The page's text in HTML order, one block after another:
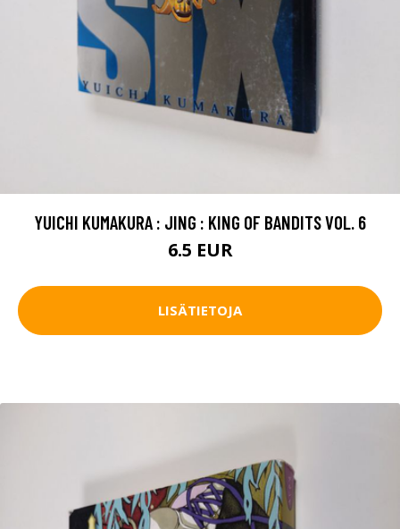
YUICHI KUMAKURA : JING : KING OF BANDITS VOL. 6
6.5 EUR
LISÄTIETOJA